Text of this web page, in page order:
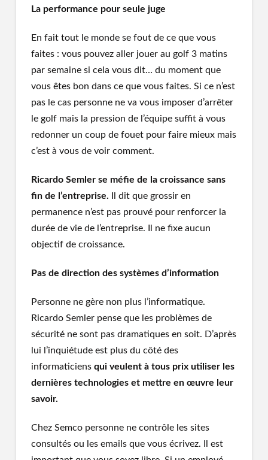
La performance pour seule juge
En fait tout le monde se fout de ce que vous
faites : vous pouvez aller jouer au golf 3 matins
par semaine si cela vous dit… du moment que
vous êtes bon dans ce que vous faites. Si ce n’est
pas le cas personne ne va vous imposer d’arrêter
le golf mais la pression de l’équipe suffit à vous
redonner un coup de fouet pour faire mieux mais
c’est à vous de voir comment.
Ricardo Semler se méfie de la croissance sans
fin de l’entreprise. Il dit que grossir en
permanence n’est pas prouvé pour renforcer la
durée de vie de l’entreprise. Il ne fixe aucun
objectif de croissance.
Pas de direction des systèmes d’information
Personne ne gère non plus l’informatique.
Ricardo Semler pense que les problèmes de
sécurité ne sont pas dramatiques en soit. D’après
lui l’inquiétude est plus du côté des
informaticiensqui veulent à tous prix utiliser les
dernières technologies et mettre en œuvre leur
savoir.
Chez Semco personne ne contrôle les sites
consultés ou les emails que vous écrivez. Il est